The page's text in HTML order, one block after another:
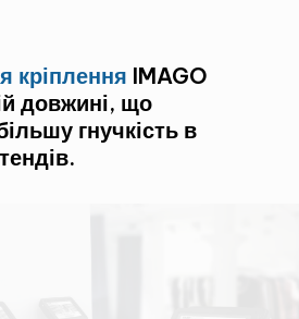
кріплення IMAGO
довжині, що
гнучкість в